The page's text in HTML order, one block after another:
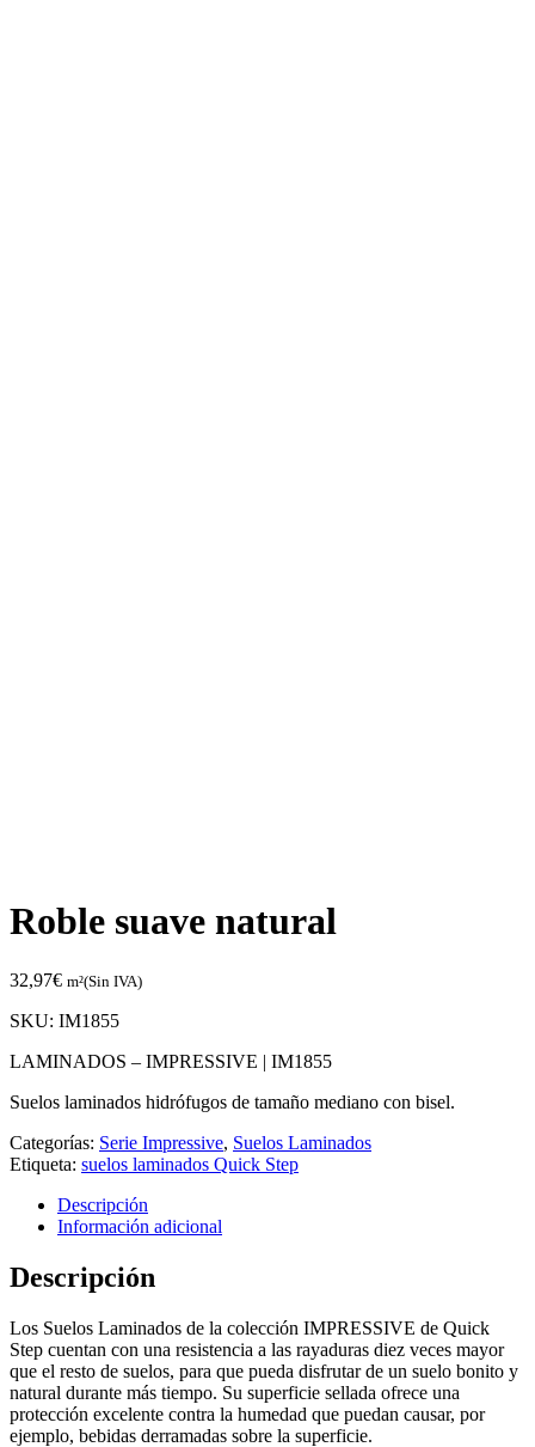
Roble suave natural
32,97€ m²(Sin IVA)
SKU: IM1855
LAMINADOS – IMPRESSIVE | IM1855
Suelos laminados hidrófugos de tamaño mediano con bisel.
Categorías: Serie Impressive, Suelos Laminados
Etiqueta: suelos laminados Quick Step
Descripción
Información adicional
Descripción
Los Suelos Laminados de la colección IMPRESSIVE de Quick
Step cuentan con una resistencia a las rayaduras diez veces mayor
que el resto de suelos, para que pueda disfrutar de un suelo bonito y
natural durante más tiempo. Su superficie sellada ofrece una
protección excelente contra la humedad que puedan causar, por
ejemplo, bebidas derramadas sobre la superficie.